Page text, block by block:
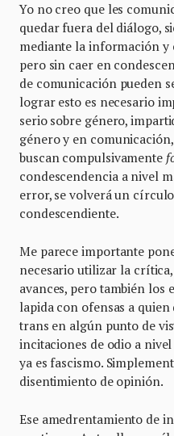
Yo no creo que les
quedar fuera del diálogo,
mediante la información y
pero sin caer en
de comunicación pueden
lograr esto es necesario
serio sobre género,
género y en
buscan compulsivamente
condescendencia a nivel
error, se volverá un
condescendiente.
Me parece importante
necesario utilizar la
avances, pero también los
lapida con ofensas a
trans en algún punto de
incitaciones de odio a
ya es fascismo.
disentimiento de opinión.
Ese amedrentamiento de